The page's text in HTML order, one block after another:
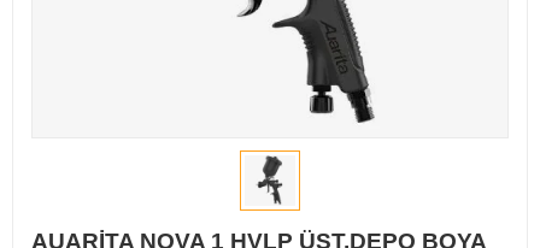
AUARİTA NOVA 1 HVLP ÜST.DEPO BOYA